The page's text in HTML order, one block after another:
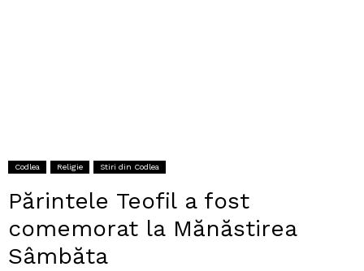
Codlea Religie Stiri din Codlea
Părintele Teofil a fost
comemorat la Mănăstirea
Sâmbăta